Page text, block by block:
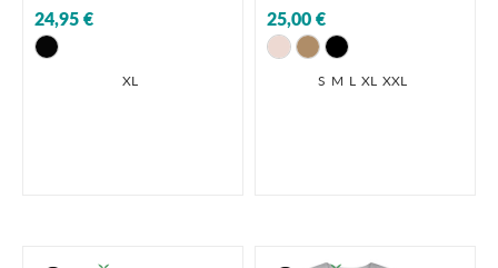
24,95 €
XL
25,00 €
S M L XL XXL